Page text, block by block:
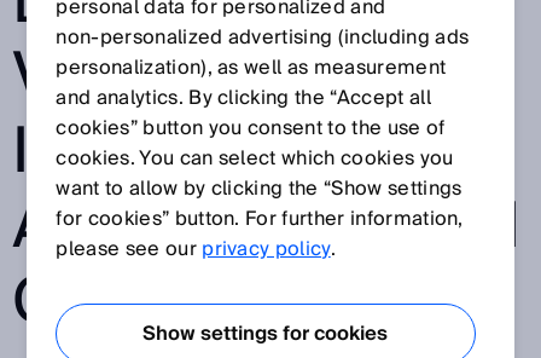
VOOR
INTELLIGENTE
AUTOMATISERIN
G
personal data for personalized and
non‑personalized advertising (including ads
personalization), as well as measurement
and analytics. By clicking the “Accept all
cookies” button you consent to the use of
cookies. You can select which cookies you
want to allow by clicking the “Show settings
for cookies” button. For further information,
please see ourprivacy policy.
Show settings for cookies